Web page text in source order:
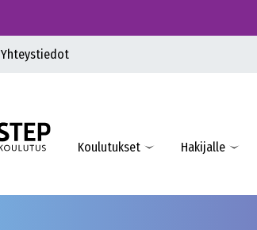
Yhteystiedot
Koulutukset Hakijalle